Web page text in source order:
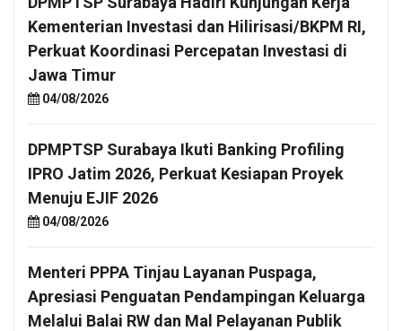
Kementerian Investasi dan Hilirisasi/BKPM RI,
Perkuat Koordinasi Percepatan Investasi di
Jawa Timur
04/08/2026
DPMPTSP Surabaya Ikuti Banking Profiling
IPRO Jatim 2026, Perkuat Kesiapan Proyek
Menuju EJIF 2026
04/08/2026
Menteri PPPA Tinjau Layanan Puspaga,
Apresiasi Penguatan Pendampingan Keluarga
Melalui Balai RW dan Mal Pelayanan Publik